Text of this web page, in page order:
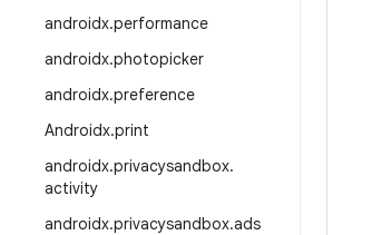
androidx.performance
androidx.photopicker
androidx.preference
Androidx.print
androidx.privacysandbox.
activity
androidx.privacysandbox.ads